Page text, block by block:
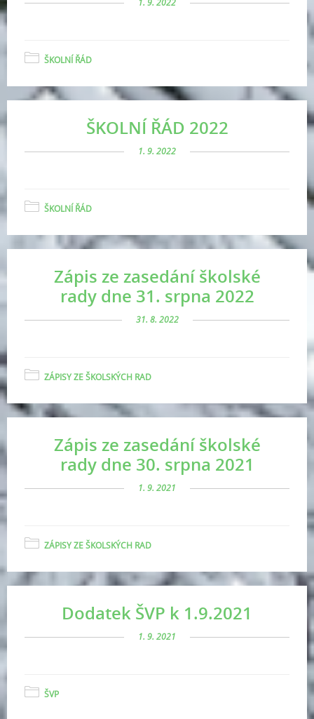
1. 9. 2022
ŠKOLNÍ ŘÁD
ŠKOLNÍ ŘÁD 2022
1. 9. 2022
ŠKOLNÍ ŘÁD
Zápis ze zasedání školské
rady dne 31. srpna 2022
31. 8. 2022
ZÁPISY ZE ŠKOLSKÝCH RAD
Zápis ze zasedání školské
rady dne 30. srpna 2021
1. 9. 2021
ZÁPISY ZE ŠKOLSKÝCH RAD
Dodatek ŠVP k 1.9.2021
1. 9. 2021
ŠVP